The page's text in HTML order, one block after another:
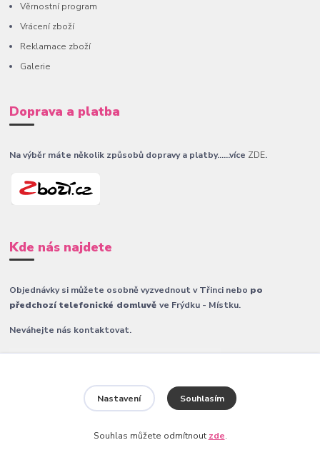
Věrnostní program
Vrácení zboží
Reklamace zboží
Galerie
Doprava a platba
Na výběr máte několik způsobů dopravy a platby......více ZDE.
Kde nás najdete
Objednávky si můžete osobně vyzvednout v Třinci nebo po
předchozí telefonické domluvěve Frýdku - Místku.
Neváhejte nás kontaktovat.
Nastavení Souhlasím
Souhlas můžete odmítnout zde.